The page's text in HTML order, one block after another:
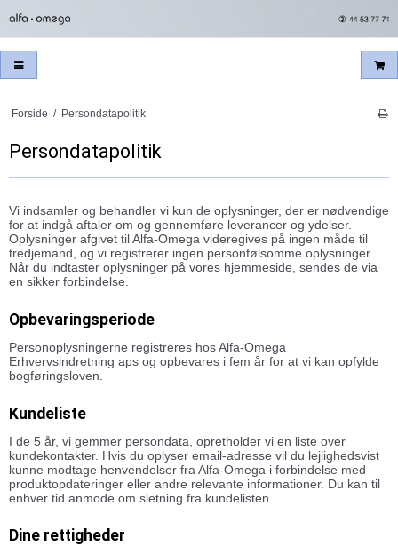
Forside / Persondatapolitik
Persondatapolitik
Vi indsamler og behandler vi kun de oplysninger, der er nødvendige
for at indgå aftaler om og gennemføre leverancer og ydelser.
Oplysninger afgivet til Alfa-Omega videregives på ingen måde til
tredjemand, og vi registrerer ingen personfølsomme oplysninger.
Når du indtaster oplysninger på vores hjemmeside, sendes de via
en sikker forbindelse.
Opbevaringsperiode
Personoplysningerne registreres hos Alfa-Omega
Erhvervsindretning aps og opbevares i fem år for at vi kan opfylde
bogføringsloven.
Kundeliste
I de 5 år, vi gemmer persondata, opretholder vi en liste over
kundekontakter. Hvis du oplyser email-adresse vil du lejlighedsvist
kunne modtage henvendelser fra Alfa-Omega i forbindelse med
produktopdateringer eller andre relevante informationer. Du kan til
enhver tid anmode om sletning fra kundelisten.
Dine rettigheder